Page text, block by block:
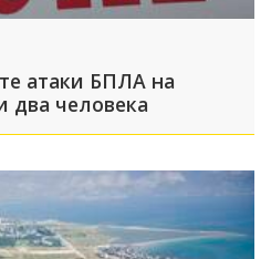
атаки БПЛА на
человека